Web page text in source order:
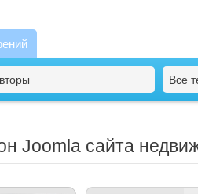
Все
Joomla сайта